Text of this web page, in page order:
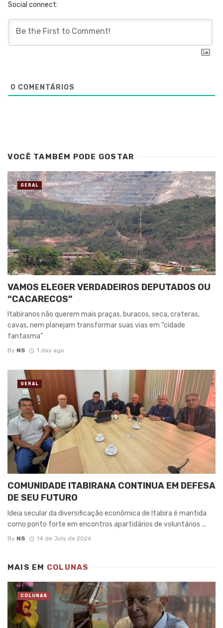
Social connect:
0 COMENTÁRIOS
VOCÊ TAMBÉM PODE GOSTAR
VAMOS ELEGER VERDADEIROS DEPUTADOS OU
“CACARECOS”
Itabiranos não querem mais praças, buracos, seca, crateras,
cavas, nem planejam transformar suas vias em “cidade
fantasma”
By NS 1 day ago
GERAL
COMUNIDADE ITABIRANA CONTINUA EM DEFESA
DE SEU FUTURO
Ideia secular da diversificação econômica de Itabira é mantida
como ponto forte em encontros apartidários de voluntários ...
By NS 14 de July de 2026
GERAL
MAIS EM COLUNAS
COLUNAS